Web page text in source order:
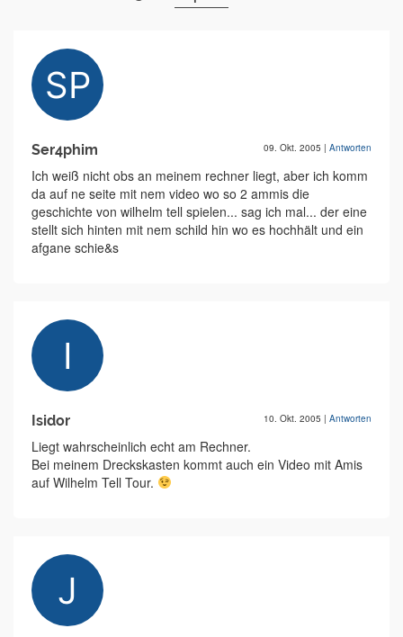
Ser4phim 09. Okt. 2005 | Antworten
Ich weiß nicht obs an meinem rechner liegt, aber ich komm
da auf ne seite mit nem video wo so 2 ammis die
geschichte von wilhelm tell spielen... sag ich mal... der eine
stellt sich hinten mit nem schild hin wo es hochhält und ein
afgane schie&s
Isidor 10. Okt. 2005 | Antworten
Liegt wahrscheinlich echt am Rechner.
Bei meinem Dreckskasten kommt auch ein Video mit Amis
auf Wilhelm Tell Tour.